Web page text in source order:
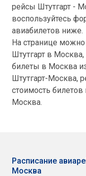
рейсы Штутгарт -
воспользуйтесь
авиабилетов ниже.
На странице
Штутгарт в
билеты в Москва
Штутгарт-Москва,
стоимость билетов
Москва.
Расписание
Москва